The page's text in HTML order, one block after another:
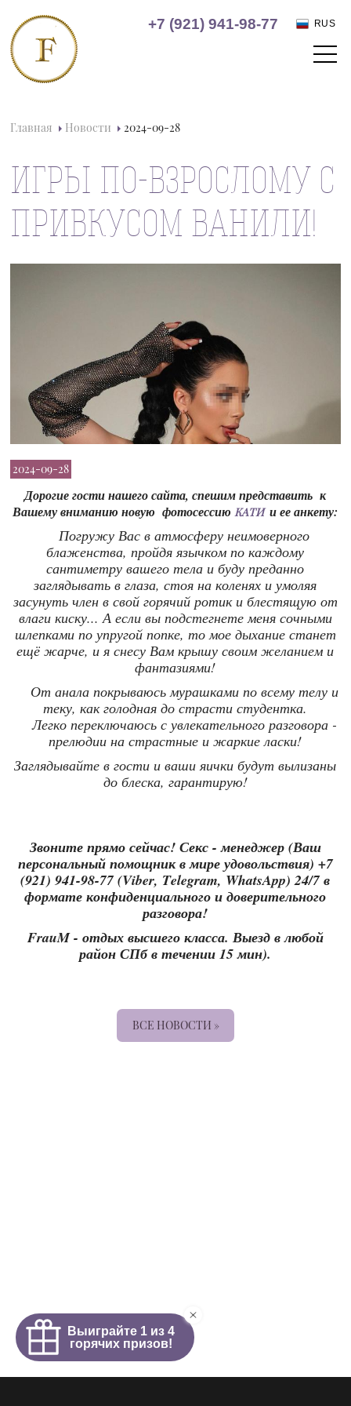
+7 (921) 941-98-77 RUS
Главная Новости 2024-09-28
ИГРЫ ПО-ВЗРОСЛОМУ С
ПРИВКУСОМ ВАНИЛИ!
2024-09-28
Дорогие гости нашего сайта, спешим представить к
Вашему вниманию новую фотосессиюКАТИ и ее анкету:
Погружу Вас в атмосферу неимоверного
блаженства, пройдя язычком по каждому
сантиметру вашего тела и буду преданно
заглядывать в глаза, стоя на коленях и умоляя
засунуть член в свой горячий ротик и блестящую от
влаги киску... А если вы подстегнете меня сочными
шлепками по упругой попке, то мое дыхание станет
ещё жарче, и я снесу Вам крышу своим желанием и
фантазиями!
От анала покрываюсь мурашками по всему телу и
теку, как голодная до страсти студентка.
Легко переключаюсь с увлекательного разговора -
прелюдии на страстные и жаркие ласки!
Заглядывайте в гости и ваши яички будут вылизаны
до блеска, гарантирую!
Звоните прямо сейчас! Секс - менеджер (Ваш
персональный помощник в мире удовольствия) +7
(921) 941-98-77 (Viber, Telegram, WhatsApp) 24/7 в
формате конфиденциального и доверительного
разговора!
FrauM - отдых высшего класса. Выезд в любой
район СПб в течении 15 мин).
ВСЕ НОВОСТИ »